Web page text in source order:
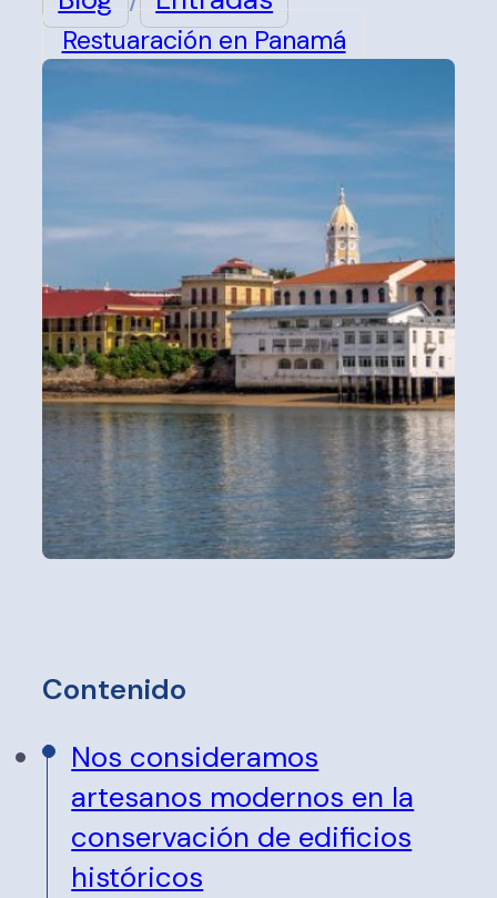
Restuaración en Panamá
Contenido
Nos consideramos
artesanos modernos en la
conservación de edificios
históricos